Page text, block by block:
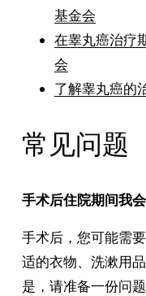
基金会
在睾丸癌治疗
会
了解睾丸癌的
常见问题
手术后住院期间我
手术后，您可能需
适的衣物、洗漱用
是，请准备一份问